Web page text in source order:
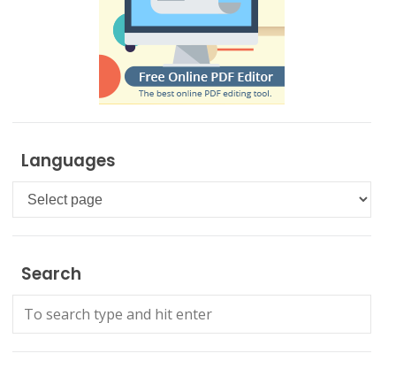
Languages
Languages
Search